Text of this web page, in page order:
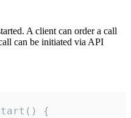
A client can order a call
can be initiated via API
{